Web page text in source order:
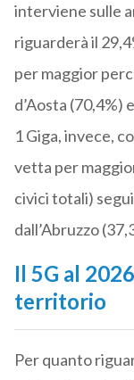
interviene sulle
riguarderà il
per maggior
d’Aosta (70,4%)
1 Giga, invece,
vetta per
civici totali)
dall’Abruzzo
Il 5G al
territorio
Per quanto